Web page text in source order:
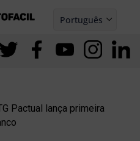
Português
Español
Pactual lança primeira